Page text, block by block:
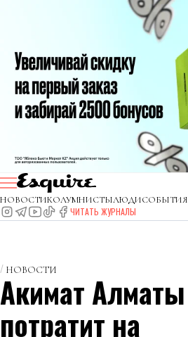
НОВОСТИКОЛУМНИСТЫЛЮДИСОБЫТИЯ
ЧИТАТЬ ЖУРНАЛЫ
НОВОСТИ
Акимат Алматы
потратит на